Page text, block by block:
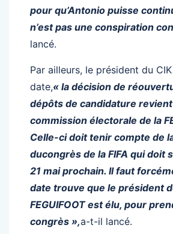
pour qu’Antonio puisse
n’est pas une conspiration
lancé.
Par ailleurs, le président du
date,« la décision de
dépôts de candidature revient
commission électorale de la
Celle-ci doit tenir compte de
ducongrès de la FIFA qui doit
21 mai prochain. Il faut
date trouve que le président
FEGUIFOOT est élu, pour
congrès »,a-t-il lancé.